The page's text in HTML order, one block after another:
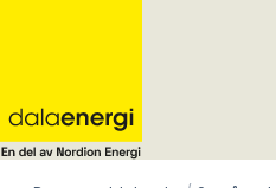
content